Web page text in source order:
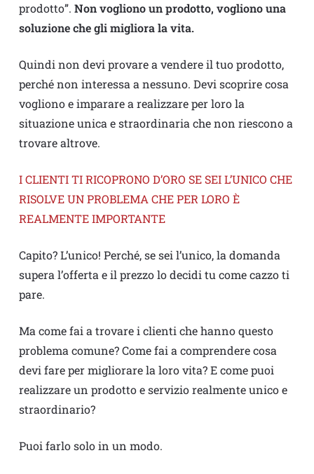
prodotto”. Non vogliono un prodotto, vogliono una
soluzione che gli migliora la vita.
Quindi non devi provare a vendere il tuo prodotto,
perché non interessa a nessuno. Devi scoprire cosa
vogliono e imparare a realizzare per loro la
situazione unica e straordinaria che non riescono a
trovare altrove.
I CLIENTI TI RICOPRONO D’ORO SE SEI L’UNICO CHE
RISOLVE UN PROBLEMA CHE PER LORO È
REALMENTE IMPORTANTE
Capito? L’unico! Perché, se sei l’unico, la domanda
supera l’offerta e il prezzo lo decidi tu come cazzo ti
pare.
Ma come fai a trovare i clienti che hanno questo
problema comune? Come fai a comprendere cosa
devi fare per migliorare la loro vita? E come puoi
realizzare un prodotto e servizio realmente unico e
straordinario?
Puoi farlo solo in un modo.